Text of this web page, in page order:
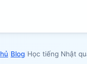
Blog Học tiếng Nhật